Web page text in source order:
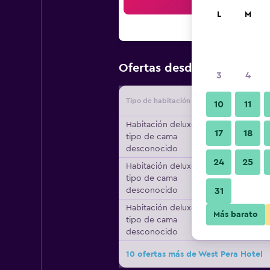
Ofertas desde Oferta
Tipo de habitación
Habitación deluxe,
tipo de cama
desconocido
Habitación deluxe,
tipo de cama
desconocido
Habitación deluxe,
tipo de cama
desconocido
10 ofertas más de West Pera Hotel
L M
3 4
10 11
17 18
24 25
31
Más barato